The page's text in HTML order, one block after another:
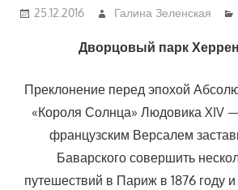
25.12.2016 Галина Зеленская
Дворцовый парк
Преклонение перед эпохой
«Короля Солнца» Людовика XIV
французским Версалем
Баварского совершить
путешествий в Париж в 1876 году